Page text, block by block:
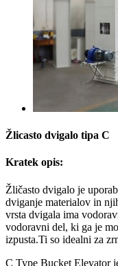
Žlicasto dvigalo tipa C
Kratek opis:
Žličasto dvigalo je
dviganje materialov in
vrsta dvigala ima
vodoravni del, ki ga je
izpusta.Ti so idealni za
C Type Bucket Elevator